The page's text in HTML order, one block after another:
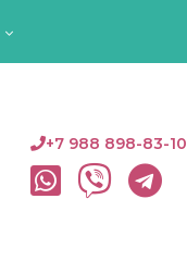
+7 988 898-83-10